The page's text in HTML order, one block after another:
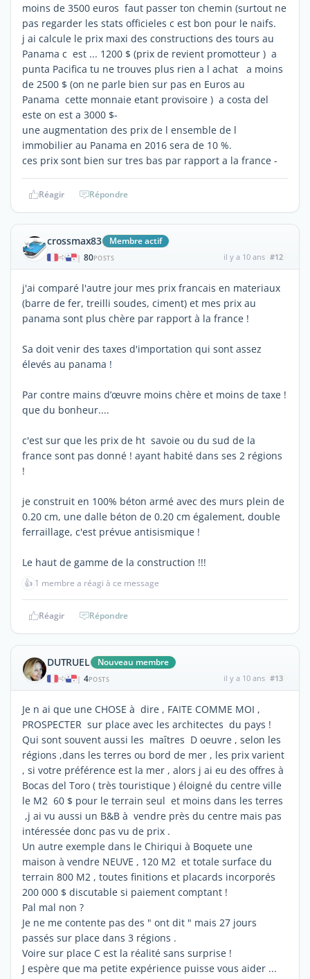
moins de 3500 euros faut passer ton chemin (surtout ne
pas regarder les stats officieles c est bon pour le naifs.
j ai calcule le prix maxi des constructions des tours au
Panama c est ... 1200 $ (prix de revient promotteur ) a
punta Pacifica tu ne trouves plus rien a l achat a moins
de 2500 $ (on ne parle bien sur pas en Euros au
Panama cette monnaie etant provisoire ) a costa del
este on est a 3000 $-
une augmentation des prix de l ensemble de l
immobilier au Panama en 2016 sera de 10 %.
ces prix sont bien sur tres bas par rapport a la france -
Réagir Répondre
crossmax83 Membre actif
| 80POSTS il y a 10 ans #12
j'ai comparé l'autre jour mes prix francais en materiaux
(barre de fer, treilli soudes, ciment) et mes prix au
panama sont plus chère par rapport à la france !
Sa doit venir des taxes d'importation qui sont assez
élevés au panama !
Par contre mains d’œuvre moins chère et moins de taxe !
que du bonheur....
c'est sur que les prix de ht savoie ou du sud de la
france sont pas donné ! ayant habité dans ses 2 régions
!
je construit en 100% béton armé avec des murs plein de
0.20 cm, une dalle béton de 0.20 cm également, double
ferraillage, c'est prévue antisismique !
Le haut de gamme de la construction !!!
👍 1 membre a réagi à ce message
Réagir Répondre
DUTRUEL Nouveau membre
| 4POSTS il y a 10 ans #13
Je n ai que une CHOSE à dire , FAITE COMME MOI ,
PROSPECTER sur place avec les architectes du pays !
Qui sont souvent aussi les maîtres D oeuvre , selon les
régions ,dans les terres ou bord de mer , les prix varient
, si votre préférence est la mer , alors j ai eu des offres à
Bocas del Toro ( très touristique ) éloigné du centre ville
le M2 60 $ pour le terrain seul et moins dans les terres
,j ai vu aussi un B&B à vendre près du centre mais pas
intéressée donc pas vu de prix .
Un autre exemple dans le Chiriqui à Boquete une
maison à vendre NEUVE , 120 M2 et totale surface du
terrain 800 M2 , toutes finitions et placards incorporés
200 000 $ discutable si paiement comptant !
Pal mal non ?
Je ne me contente pas des " ont dit " mais 27 jours
passés sur place dans 3 régions .
Voire sur place C est la réalité sans surprise !
J espère que ma petite expérience puisse vous aider ...